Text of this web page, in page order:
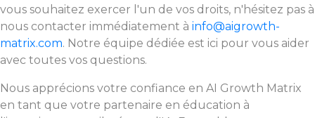
vous souhaitez exercer l'un de vos droits, n'hésitez pas à
nous contacter immédiatement à info@aigrowth-
matrix.com. Notre équipe dédiée est ici pour vous aider
avec toutes vos questions.
Nous apprécions votre confiance en AI Growth Matrix
en tant que votre partenaire en éducation à